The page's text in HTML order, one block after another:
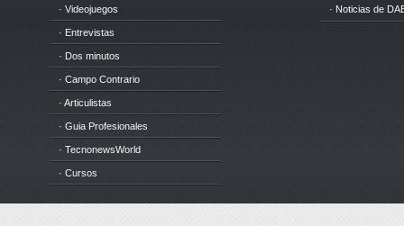
· Videojuegos
· Entrevistas
· Dos minutos
· Campo Contrario
· Articulistas
· Guia Profesionales
· TecnonewsWorld
· Cursos
· Noticias de